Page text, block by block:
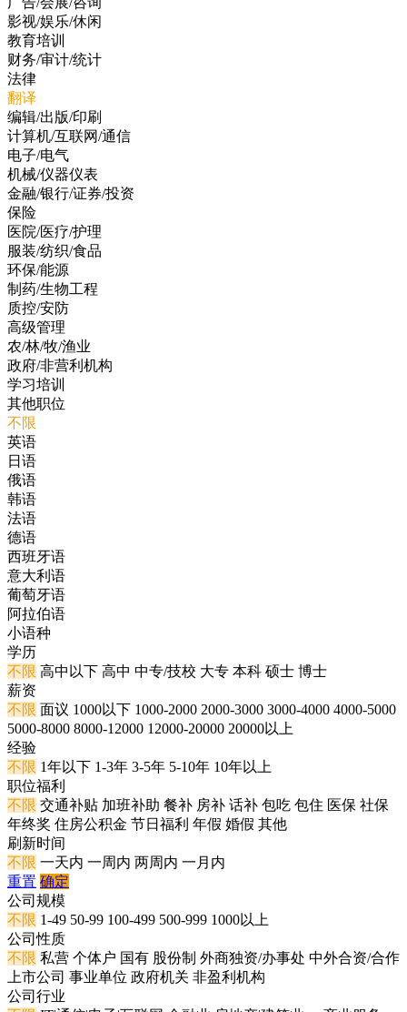
影视/娱乐/休闲
教育培训
财务/审计/统计
法律
翻译
编辑/出版/印刷
计算机/互联网/通信
电子/电气
机械/仪器仪表
金融/银行/证券/投资
保险
医院/医疗/护理
服装/纺织/食品
环保/能源
制药/生物工程
质控/安防
高级管理
农/林/牧/渔业
政府/非营利机构
学习培训
其他职位
不限
英语
日语
俄语
韩语
法语
德语
西班牙语
意大利语
葡萄牙语
阿拉伯语
小语种
学历
不限 高中以下 高中 中专/技校 大专 本科 硕士 博士
薪资
不限 面议 1000以下 1000-2000 2000-3000 3000-4000 4000-5000
5000-8000 8000-12000 12000-20000 20000以上
经验
不限 1年以下 1-3年 3-5年 5-10年 10年以上
职位福利
不限 交通补贴 加班补助 餐补 房补 话补 包吃 包住 医保 社保
年终奖 住房公积金 节日福利 年假 婚假 其他
刷新时间
不限 一天内 一周内 两周内 一月内
重置 确定
公司规模
不限 1-49 50-99 100-499 500-999 1000以上
公司性质
不限 私营 个体户 国有 股份制 外商独资/办事处 中外合资/合作
上市公司 事业单位 政府机关 非盈利机构
公司行业